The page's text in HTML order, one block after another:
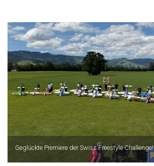
Geglückte Premiere der Swiss Freestyle Challenge!